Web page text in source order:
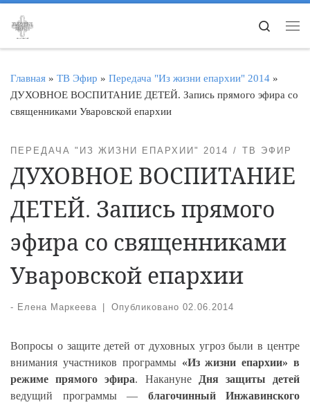
Перейти к содержимому
Search
Главная » ТВ Эфир » Передача "Из жизни епархии" 2014 »
ДУХОВНОЕ ВОСПИТАНИЕ ДЕТЕЙ. Запись прямого эфира со
священниками Уваровской епархии
ПЕРЕДАЧА "ИЗ ЖИЗНИ ЕПАРХИИ" 2014 ТВ ЭФИР
ДУХОВНОЕ ВОСПИТАНИЕ
ДЕТЕЙ. Запись прямого
эфира со священниками
Уваровской епархии
- Елена Маркеева Опубликовано 02.06.2014
Вопросы о защите детей от духовных угроз были в центре
внимания участников программы «Из жизни епархии» в
режиме прямого эфира. Накануне
Дня защиты детей
ведущий программы — благочинный Инжавинского